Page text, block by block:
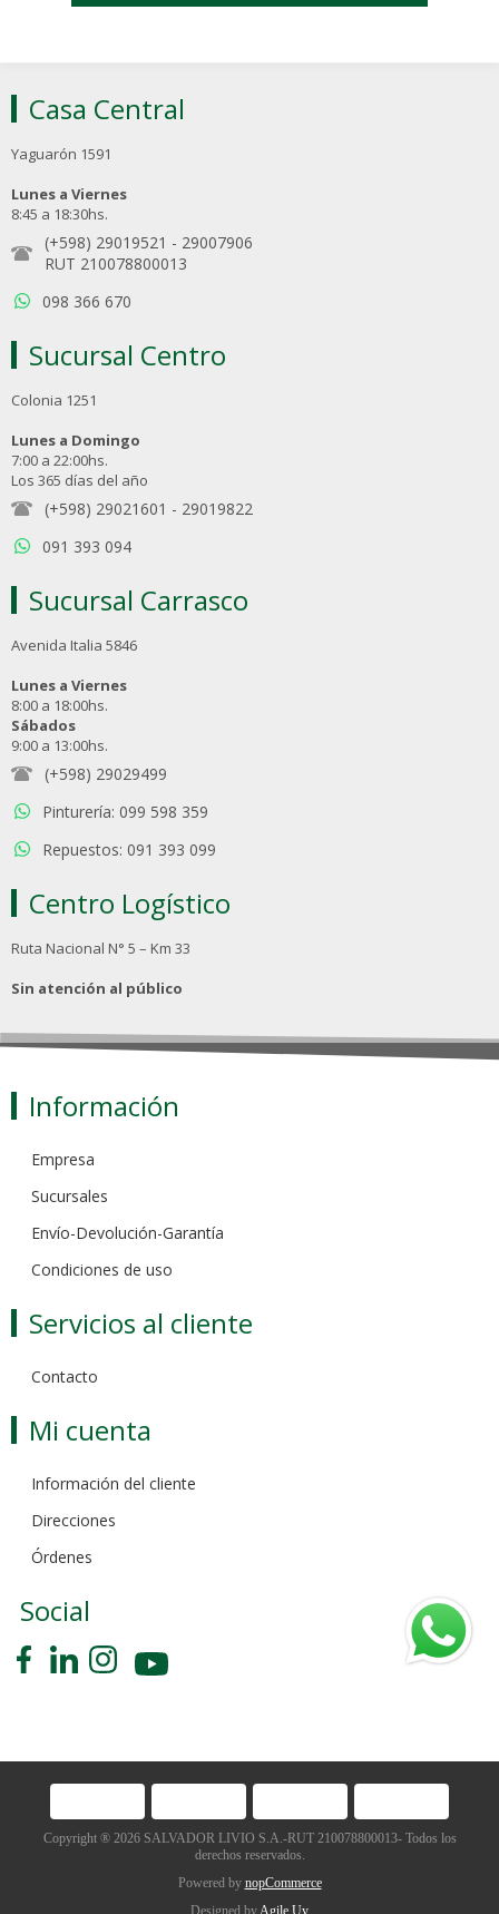
Casa Central
Yaguarón 1591
Lunes a Viernes
8:45 a 18:30hs.
(+598) 29019521 - 29007906
RUT 210078800013
098 366 670
Sucursal Centro
Colonia 1251
Lunes a Domingo
7:00 a 22:00hs.
Los 365 días del año
(+598) 29021601 - 29019822
091 393 094
Sucursal Carrasco
Avenida Italia 5846
Lunes a Viernes
8:00 a 18:00hs.
Sábados
9:00 a 13:00hs.
(+598) 29029499
Pinturería: 099 598 359
Repuestos: 091 393 099
Centro Logístico
Ruta Nacional N° 5 – Km 33
Sin atención al público
Información
Empresa
Sucursales
Envío-Devolución-Garantía
Condiciones de uso
Servicios al cliente
Contacto
Mi cuenta
Información del cliente
Direcciones
Órdenes
Social
Copyright ® 2026 SALVADOR LIVIO S.A.-RUT 210078800013- Todos los
derechos reservados.
Powered by nopCommerce
Designed by Agile.Uy